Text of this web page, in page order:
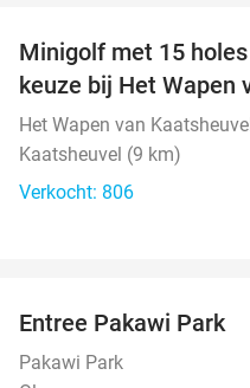
Minigolf met 15
keuze bij Het Wapen
Het Wapen van
Kaatsheuvel (9 km)
Verkocht: 806
Entree Pakawi Park
Pakawi Park